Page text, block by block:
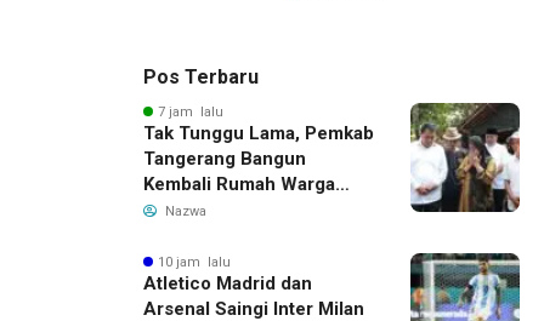
Pos Terbaru
7 jam lalu
Tak Tunggu Lama, Pemkab
Tangerang Bangun
Kembali Rumah Warga
yang Roboh Akibat Puting
Nazwa
10 jam lalu
Atletico Madrid dan
Arsenal Saingi Inter Milan